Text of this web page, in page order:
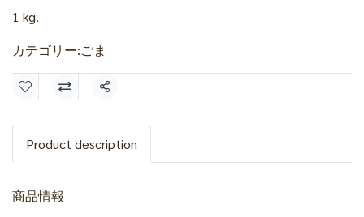
1 kg.
カテゴリー:ごま
共有
Product description
商品情報